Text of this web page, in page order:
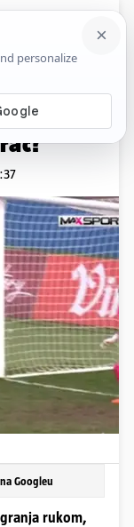
Komentari
oštetio
Googleu
rukom,